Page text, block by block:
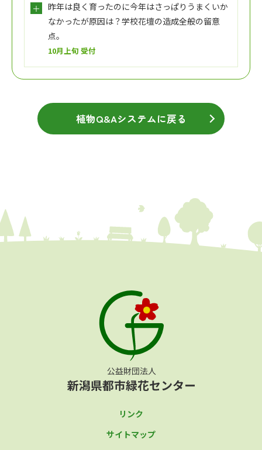
昨年は良く育ったのに今年はさっぱりうまくいか
なかったが原因は？学校花壇の造成全般の留意
点。
10月上旬 受付
植物Q&Aシステムに戻る
リンク
サイトマップ